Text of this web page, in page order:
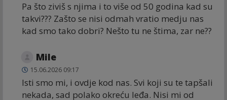
Pa što ziviš s njima i to više od 50 godina kad su
takvi??? Zašto se nisi odmah vratio medju nas
kad smo tako dobri? Nešto tu ne štima, zar ne??
Mile
15.06.2026 09:17
Isti smo mi, i ovdje kod nas. Svi koji su te tapšali
nekada, sad polako okreću leđa. Nisi mi od